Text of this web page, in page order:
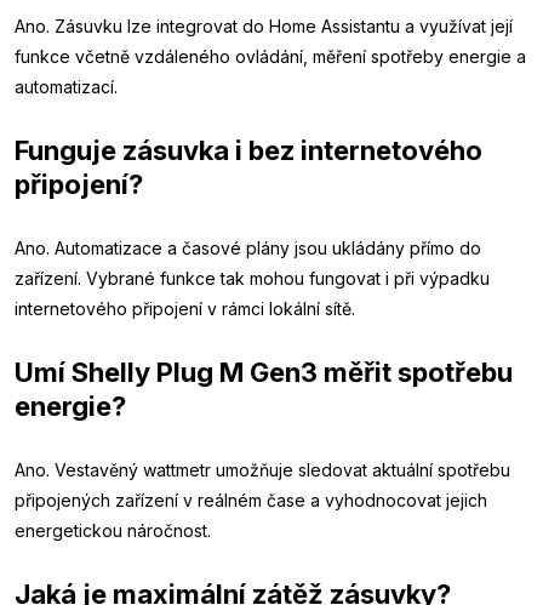
Ano. Zásuvku lze integrovat do Home Assistantu a využívat její
funkce včetně vzdáleného ovládání, měření spotřeby energie a
automatizací.
Funguje zásuvka i bez internetového
připojení?
Ano. Automatizace a časové plány jsou ukládány přímo do
zařízení. Vybrané funkce tak mohou fungovat i při výpadku
internetového připojení v rámci lokální sítě.
Umí Shelly Plug M Gen3 měřit spotřebu
energie?
Ano. Vestavěný wattmetr umožňuje sledovat aktuální spotřebu
připojených zařízení v reálném čase a vyhodnocovat jejich
energetickou náročnost.
Jaká je maximální zátěž zásuvky?